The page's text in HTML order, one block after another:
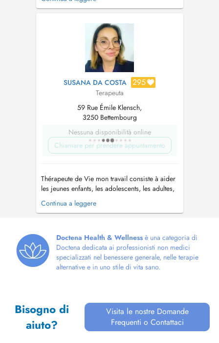
? Je vous accompagne en Hypnose, PNL et
calmer les ruminations mentales, vous libérer
des poids du passé et retrouver séré...
SUSANA DA COSTA 295
Terapeuta
59 Rue Émile Klensch,
3250 Bettembourg
Nessuna disponibilità online
Chiamare per prendere appuntamento
Thérapeute de Vie mon travail consiste à aider
les jeunes enfants, les adolescents, les adultes,
ainsi que les moins jeunes en les
accompagnant à un moment donné lors de leur
confiance en soi, à des difficultés comme le...
Continua a leggere
Doctena Health & Wellness è una categoria di
Doctena dedicata ai professionisti non medici
specializzati nel benessere generale, nelle terapie
alternative e in uno stile di vita sano.
Bisogno di
aiuto?
Visita le nostre Domande
Frequenti o Contattaci